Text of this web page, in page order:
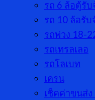
รถ 6 ล้อตู้รับ
รถ 10 ล้อรับ
รถพ่วง 18-
รถเทรลเลอ
รถโลเบท
เครน
เช็คค่าขนส่ง